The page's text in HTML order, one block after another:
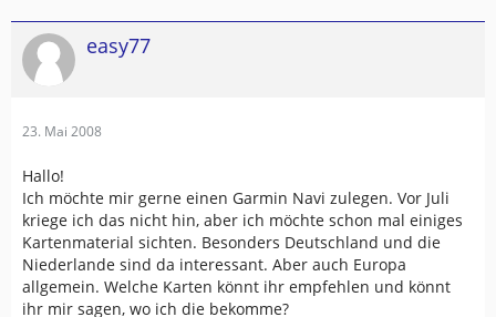
easy77
23. Mai 2008
Hallo!
Ich möchte mir gerne einen Garmin Navi zulegen. Vor Juli
kriege ich das nicht hin, aber ich möchte schon mal einiges
Kartenmaterial sichten. Besonders Deutschland und die
Niederlande sind da interessant. Aber auch Europa
allgemein. Welche Karten könnt ihr empfehlen und könnt
ihr mir sagen, wo ich die bekomme?